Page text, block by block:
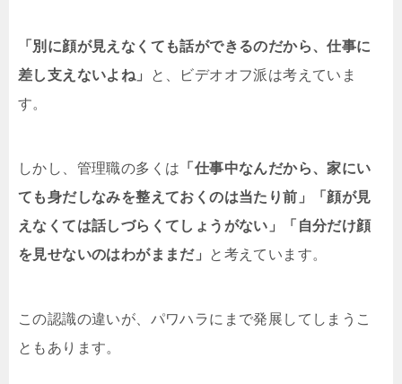
「別に顔が見えなくても話ができるのだから、仕事に
差し支えないよね」
と、ビデオオフ派は考えていま
す。
しかし、管理職の多くは 「仕事中なんだから、家にい
ても身だしなみを整えておくのは当たり前」「顔が見
えなくては話しづらくてしょうがない」「自分だけ顔
を見せないのはわがままだ」
と考えています。
この認識の違いが、パワハラにまで発展してしまうこ
ともあります。